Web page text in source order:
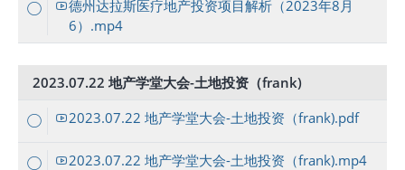
德州达拉斯医疗地产投资项目解析（2023年8月
6）.mp4
2023.07.22 地产学堂大会-土地投资（frank)
2023.07.22 地产学堂大会-土地投资（frank).pdf
2023.07.22 地产学堂大会-土地投资（frank).mp4